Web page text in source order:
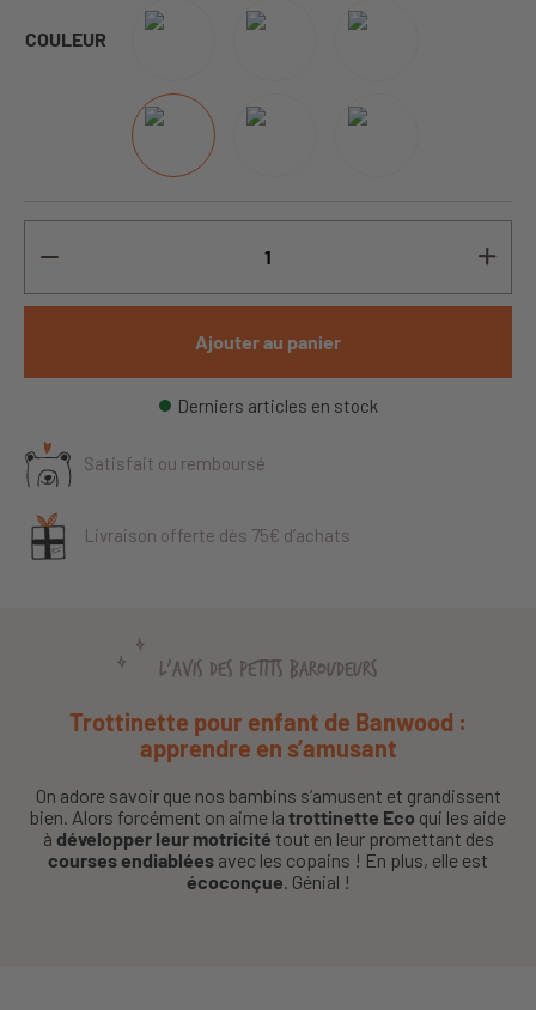
COULEUR
Ajouter au panier
Derniers articles en stock
Satisfait ou remboursé
Livraison offerte dès 75€ d’achats
L'AVIS DES PETITS BAROUDEURS
Trottinette pour enfant de Banwood :
apprendre en s’amusant
On adore savoir que nos bambins s’amusent et grandissent
bien. Alors forcément on aime la trottinette Eco qui les aide
à développer leur motricité tout en leur promettant des
courses endiablées avec les copains ! En plus, elle est
écoconçue. Génial !